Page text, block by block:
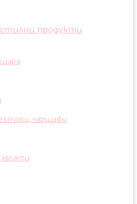
продукти
чаршафи